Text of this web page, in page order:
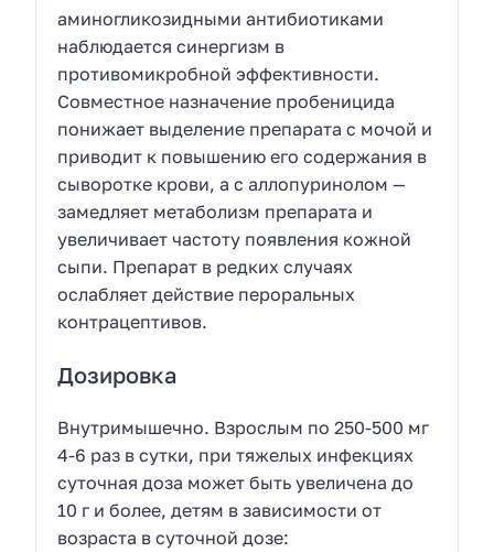
аминогликозидными антибиотиками
наблюдается синергизм в
противомикробной эффективности.
Совместное назначение пробеницида
понижает выделение препарата с мочой и
приводит к повышению его содержания в
сыворотке крови, а с аллопуринолом —
замедляет метаболизм препарата и
увеличивает частоту появления кожной
сыпи. Препарат в редких случаях
ослабляет действие пероральных
контрацептивов.
Дозировка
Внутримышечно. Взрослым по 250-500 мг
4-6 раз в сутки, при тяжелых инфекциях
суточная доза может быть увеличена до
10 г и более, детям в зависимости от
возраста в суточной дозе: